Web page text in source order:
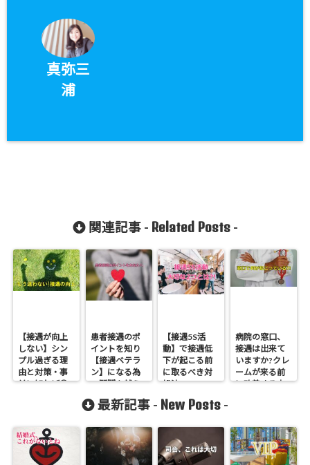
真弥三
浦
関連記事 - Related Posts-
【接遇が向上
しない】シン
プル過ぎる理
由と対策・事
前に知れば◎
患者接遇のポ
イントを知り
【接遇ベテラ
ン】になる為
の関門を越え
【接遇5S活
動】で接遇低
下が起こる前
に取るべき対
処法
病院の窓口、
接遇は出来て
いますか?クレ
ームが来る前
に改善する方
最新記事 - New Posts -